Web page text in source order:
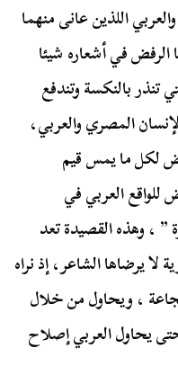
اللذين عانى منهما
الرفض في أشعاره شيئا
تنذر بالنكسة وتندفع
المصري والعربي،
لكل ما يمس قيم
للواقع العربي في
، وهذه القصيدة تعد
يرضاها الشاعر، إذ نراه
، ويحاول من خلال
يحاول العربي إصلاح